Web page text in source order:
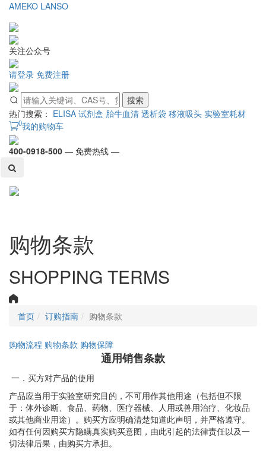
AMEKO LANSO
关注公众号
请登录 免费注册
搜索
热门搜索： ELISA 试剂盒 胎牛血清 透析袋 移液吸头 实验室耗材
0我的购物车
400-0918-500 — 免费热线 —
购物条款
SHOPPING TERMS
首页 订购指南 购物条款
购物流程 购物条款 购物保障
通用销售条款
一．买方对产品的使用
产品应当用于实验室研究目的，不可用作其他用途（包括但不限
于：体外诊断、食品、药物、医疗器械、人用或兽用治疗、化妆品
或其他商业用途）。购买方应明确清楚知道此声明，并严格遵守。
如有任何因购买方隐瞒真实购买意图，由此引起的法律责任以及一
切法律后果，由购买方承担。